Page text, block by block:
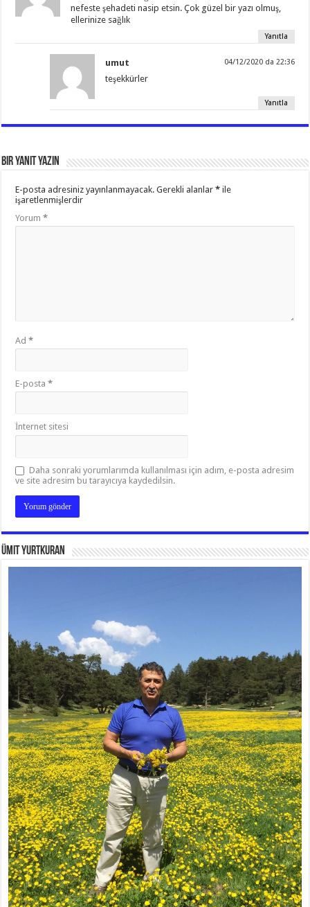
nefeste şehadeti nasip etsin. Çok güzel bir yazı olmuş,
ellerinize sağlık
Yanıtla
umut 04/12/2020 da 22:36
teşekkürler
Yanıtla
Bir yanıt yazın
E-posta adresiniz yayınlanmayacak. Gerekli alanlar* ile
işaretlenmişlerdir
Yorum*
Ad*
E-posta*
İnternet sitesi
Daha sonraki yorumlarımda kullanılması için adım, e-posta adresim
ve site adresim bu tarayıcıya kaydedilsin.
Ümit Yurtkuran